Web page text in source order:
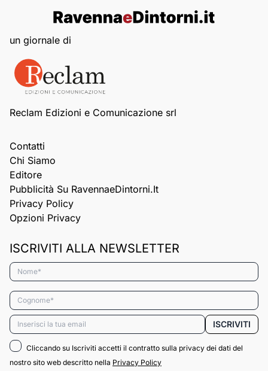
un giornale di
Reclam Edizioni e Comunicazione srl
Contatti
Chi Siamo
Editore
Pubblicità Su RavennaeDintorni.it
Privacy Policy
Opzioni Privacy
ISCRIVITI ALLA NEWSLETTER
Nome*
Cognome*
Email* ISCRIVITI
Cliccando su Iscriviti accetti il contratto sulla privacy dei dati del
nostro sito web descritto nella Privacy Policy